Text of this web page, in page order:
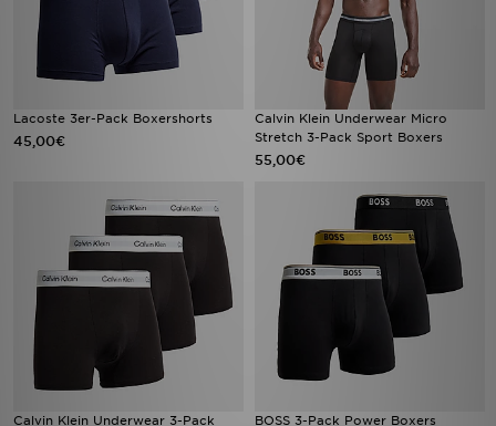
Lacoste 3er-Pack Boxershorts
45,00€
Calvin Klein Underwear Micro
Stretch 3-Pack Sport Boxers
55,00€
Calvin Klein Underwear 3-Pack
BOSS 3-Pack Power Boxers